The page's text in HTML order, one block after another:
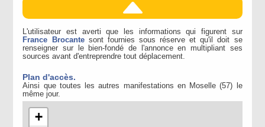
L'utilisateur est averti que les informations qui figurent sur
France Brocantesont fournies sous réserve et qu'il doit se
renseigner sur le bien-fondé de l'annonce en multipliant ses
sources avant d'entreprendre tout déplacement.
Plan d'accès.
Ainsi que toutes les autres manifestations en Moselle (57) le
même jour.
+